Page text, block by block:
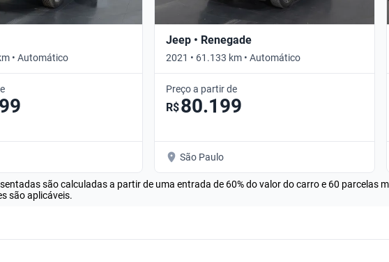
• Automático
Jeep • Renegade
2021 • 61.133 km • Automático
Preço a partir de
R$80.199
São Paulo
são calculadas a partir de uma entrada de 60% do valor do carro e 60 parcelas
são aplicáveis.